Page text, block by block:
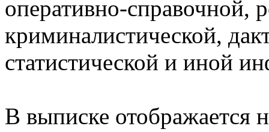
оперативно-справочной,
криминалистической,
статистической и иной
В выписке отображается